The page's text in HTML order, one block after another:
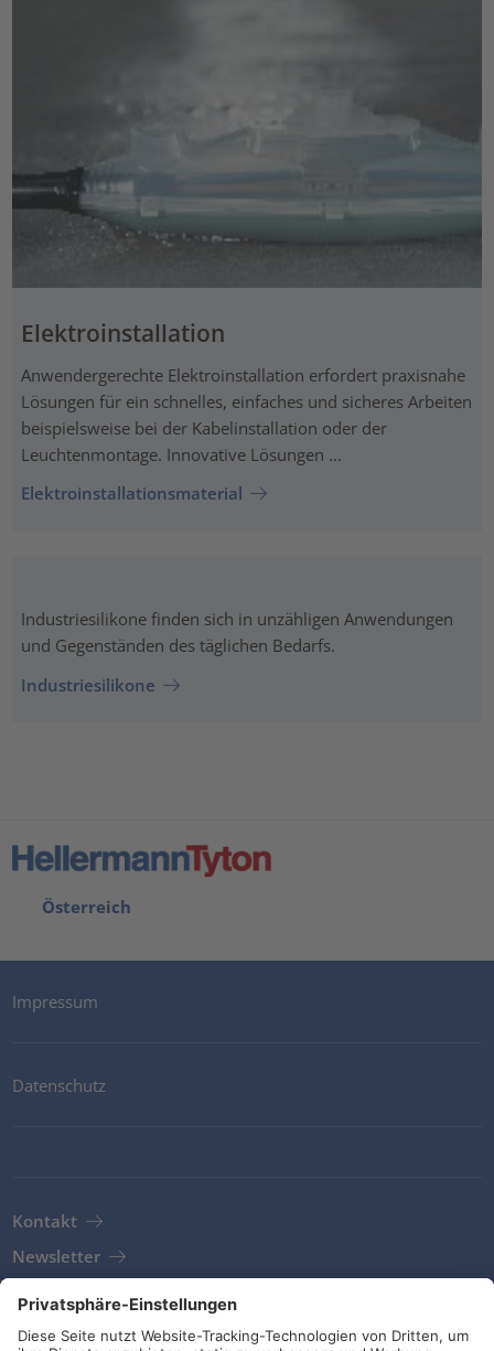
Elektroinstallation
Anwendergerechte Elektroinstallation erfordert praxisnahe
Lösungen für ein schnelles, einfaches und sicheres Arbeiten
beispielsweise bei der Kabelinstallation oder der
Leuchtenmontage. Innovative Lösungen ...
Elektroinstallationsmaterial
Industriesilikone finden sich in unzähligen Anwendungen
und Gegenständen des täglichen Bedarfs.
Industriesilikone
Österreich
Impressum
Datenschutz
Kontakt
Newsletter
AGB